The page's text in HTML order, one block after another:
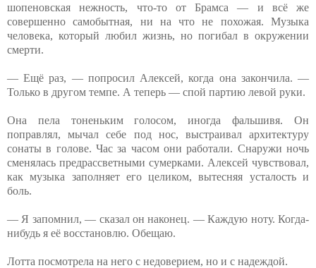
шопеновская нежность, что-то от Брамса — и всё же
совершенно самобытная, ни на что не похожая. Музыка
человека, который любил жизнь, но погибал в окружении
смерти.
— Ещё раз, — попросил Алексей, когда она закончила. —
Только в другом темпе. А теперь — спой партию левой руки.
Она пела тоненьким голосом, иногда фальшивя. Он
поправлял, мычал себе под нос, выстраивал архитектуру
сонаты в голове. Час за часом они работали. Снаружи ночь
сменялась предрассветными сумерками. Алексей чувствовал,
как музыка заполняет его целиком, вытесняя усталость и
боль.
— Я запомнил, — сказал он наконец. — Каждую ноту. Когда-
нибудь я её восстановлю. Обещаю.
Лотта посмотрела на него с недоверием, но и с надеждой.